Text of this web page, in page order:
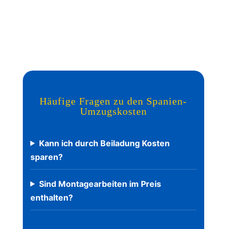
Häufige Fragen zu den Spanien-
Umzugskosten
Kann ich durch Beiladung Kosten
sparen?
Sind Montagearbeiten im Preis
enthalten?